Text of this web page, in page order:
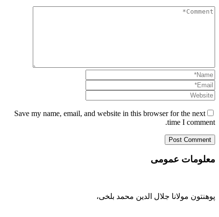
Save my name, email, and website in this browser for the next
time I comment.
معلومات عمومی
پوهنتون مولانا جلال الدین محمد بلخی،